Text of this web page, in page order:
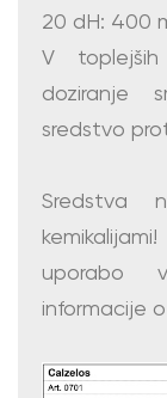
20 dH: 400
V
doziranje
sredstvo
Sredstva
uporabo
informacije